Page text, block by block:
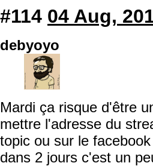
#114 04 Aug,
debyoyo
Mardi ça risque d'être
mettre l'adresse du
topic ou sur le
dans 2 jours c'est un